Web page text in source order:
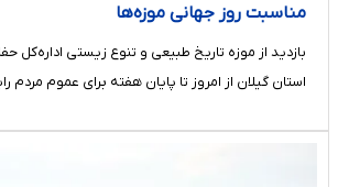
مناسبت روز جهانی موزه‌ها
بازدید از موزه تاریخ طبیعی و تنوع زیستی
استان گیلان از امروز تا پایان هفته برای عموم مردم